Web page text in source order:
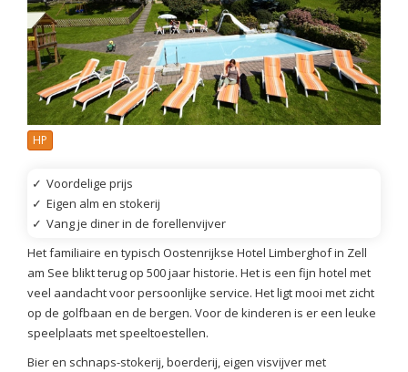
HP
✓ Voordelige prijs
✓ Eigen alm en stokerij
✓ Vang je diner in de forellenvijver
Het familiaire en typisch Oostenrijkse Hotel Limberghof in Zell
am See blikt terug op 500 jaar historie. Het is een fijn hotel met
veel aandacht voor persoonlijke service. Het ligt mooi met zicht
op de golfbaan en de bergen. Voor de kinderen is er een leuke
speelplaats met speeltoestellen.
Bier en schnaps-stokerij, boerderij, eigen visvijver met